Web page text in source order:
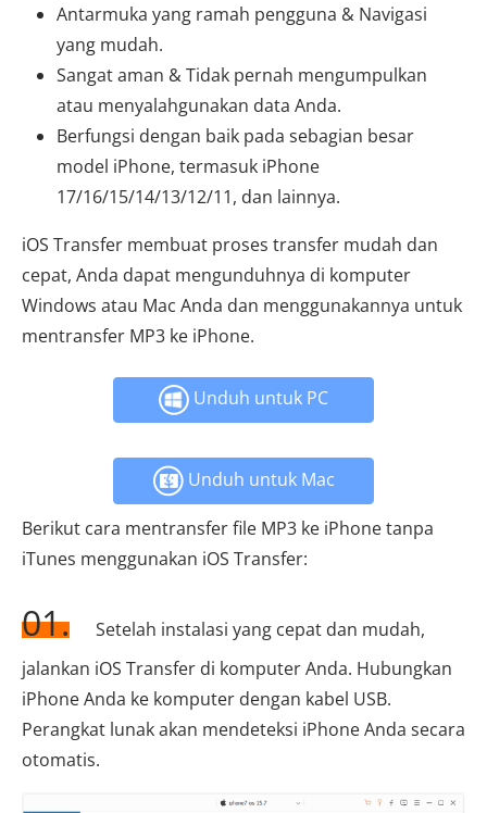
Antarmuka yang ramah pengguna & Navigasi
yang mudah.
Sangat aman & Tidak pernah mengumpulkan
atau menyalahgunakan data Anda.
Berfungsi dengan baik pada sebagian besar
model iPhone, termasuk iPhone
17/16/15/14/13/12/11, dan lainnya.
iOS Transfer membuat proses transfer mudah dan
cepat, Anda dapat mengunduhnya di komputer
Windows atau Mac Anda dan menggunakannya untuk
mentransfer MP3 ke iPhone.
Unduh untuk PC
Unduh untuk Mac
Berikut cara mentransfer file MP3 ke iPhone tanpa
iTunes menggunakan iOS Transfer:
01.
Setelah instalasi yang cepat dan mudah,
jalankan iOS Transfer di komputer Anda. Hubungkan
iPhone Anda ke komputer dengan kabel USB.
Perangkat lunak akan mendeteksi iPhone Anda secara
otomatis.